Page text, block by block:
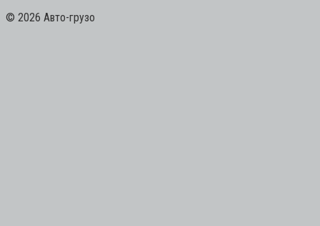
© 2026 Авто-грузо